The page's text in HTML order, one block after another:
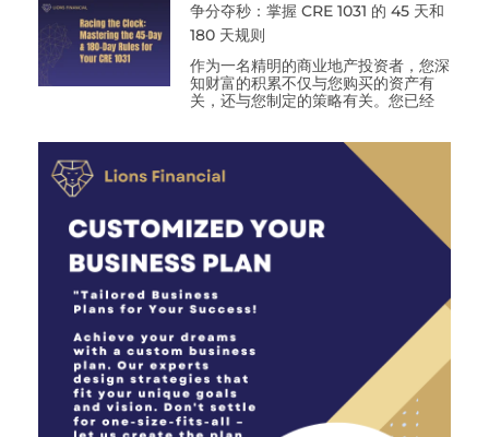
争分夺秒：掌握 CRE 1031 的 45 天和
180 天规则
作为一名精明的商业地产投资者，您深
知财富的积累不仅与您购买的资产有
关，还与您制定的策略有关。您已经